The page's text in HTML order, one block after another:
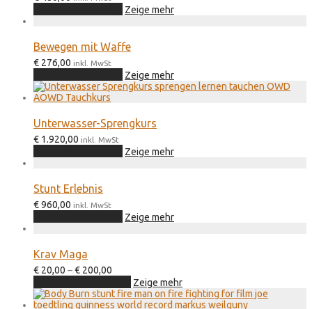
gewählt
Zeige mehr
Bewegen mit Waffe
€ 276,00 inkl. MwSt
Zeige mehr
Unterwasser-Sprengkurs
€ 1.920,00 inkl. MwSt
Zeige mehr
Stunt Erlebnis
€960,00 inkl. MwSt
Zeige mehr
Krav Maga
€ 20,00 –€ 200,00
€ 20,00
bis
€ 200,00
Dieses
Produkt
weist
Zeige mehr